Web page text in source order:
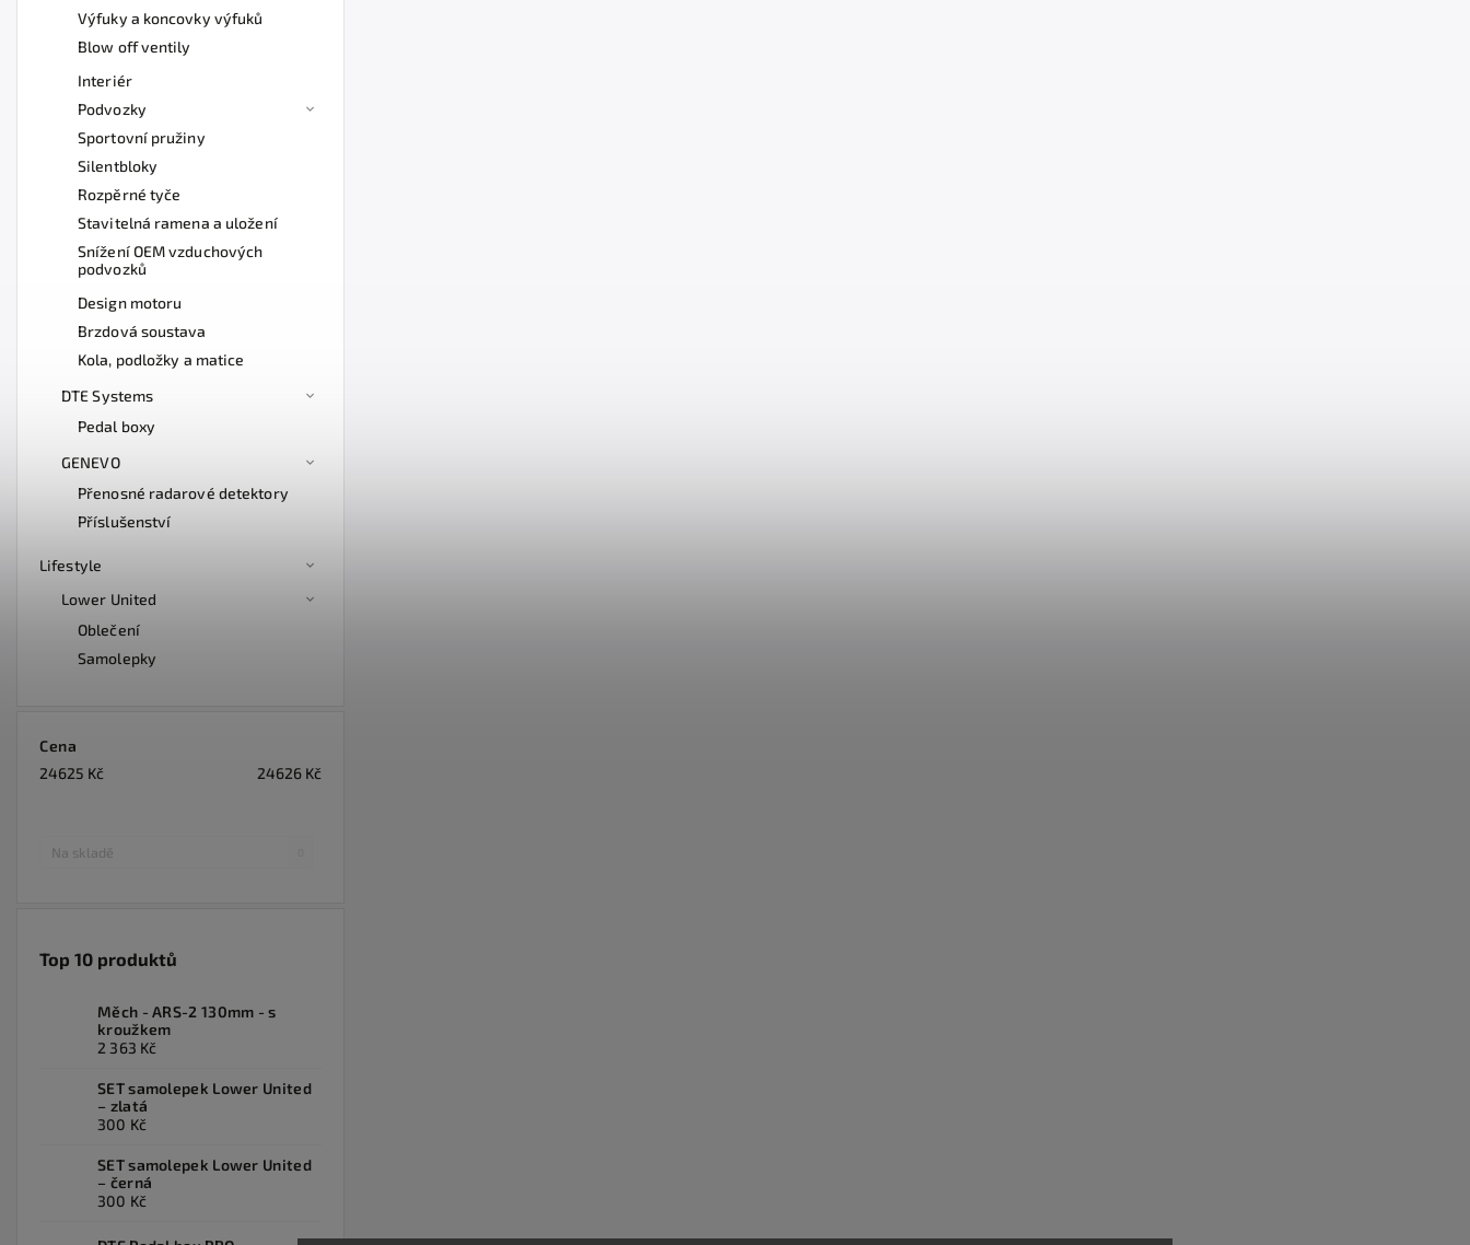
Výfuky a koncovky výfuků
Blow off ventily
Interiér
Podvozky
Sportovní pružiny
Silentbloky
Rozpěrné tyče
Stavitelná ramena a uložení
Snížení OEM vzduchových
podvozků
Design motoru
Brzdová soustava
Kola, podložky a matice
DTE Systems
Pedal boxy
GENEVO
Přenosné radarové detektory
Příslušenství
Lifestyle
Lower United
Oblečení
Samolepky
Cena
24625 Kč 24626 Kč
Na skladě
Top 10 produktů
Měch - ARS-2 130mm - s
kroužkem
2 363 Kč
SET samolepek Lower United
– zlatá
300 Kč
SET samolepek Lower United
– černá
300 Kč